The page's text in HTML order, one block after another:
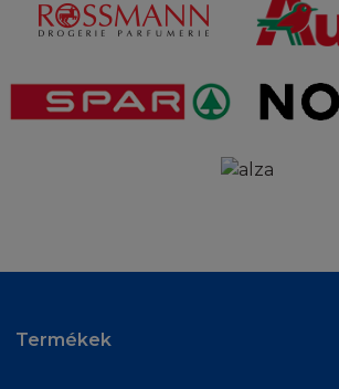
Termékek
feladata lesz jelezni nekünk, ha
végzett megszüntetéshez
mailt a webmester címre. A
tartalmat és anyagot, amit a
Ön elfogadja, hogy a L'Oréal
továbbá elérhetőségeit